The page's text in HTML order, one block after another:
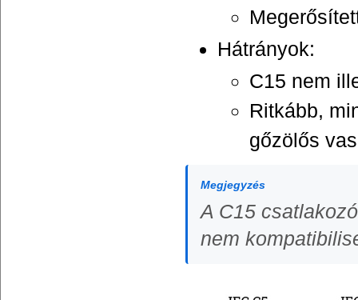
Hátrányok:
C15 nem
Ritkább,
gőzölős
Megjegyzés
A C15
nem